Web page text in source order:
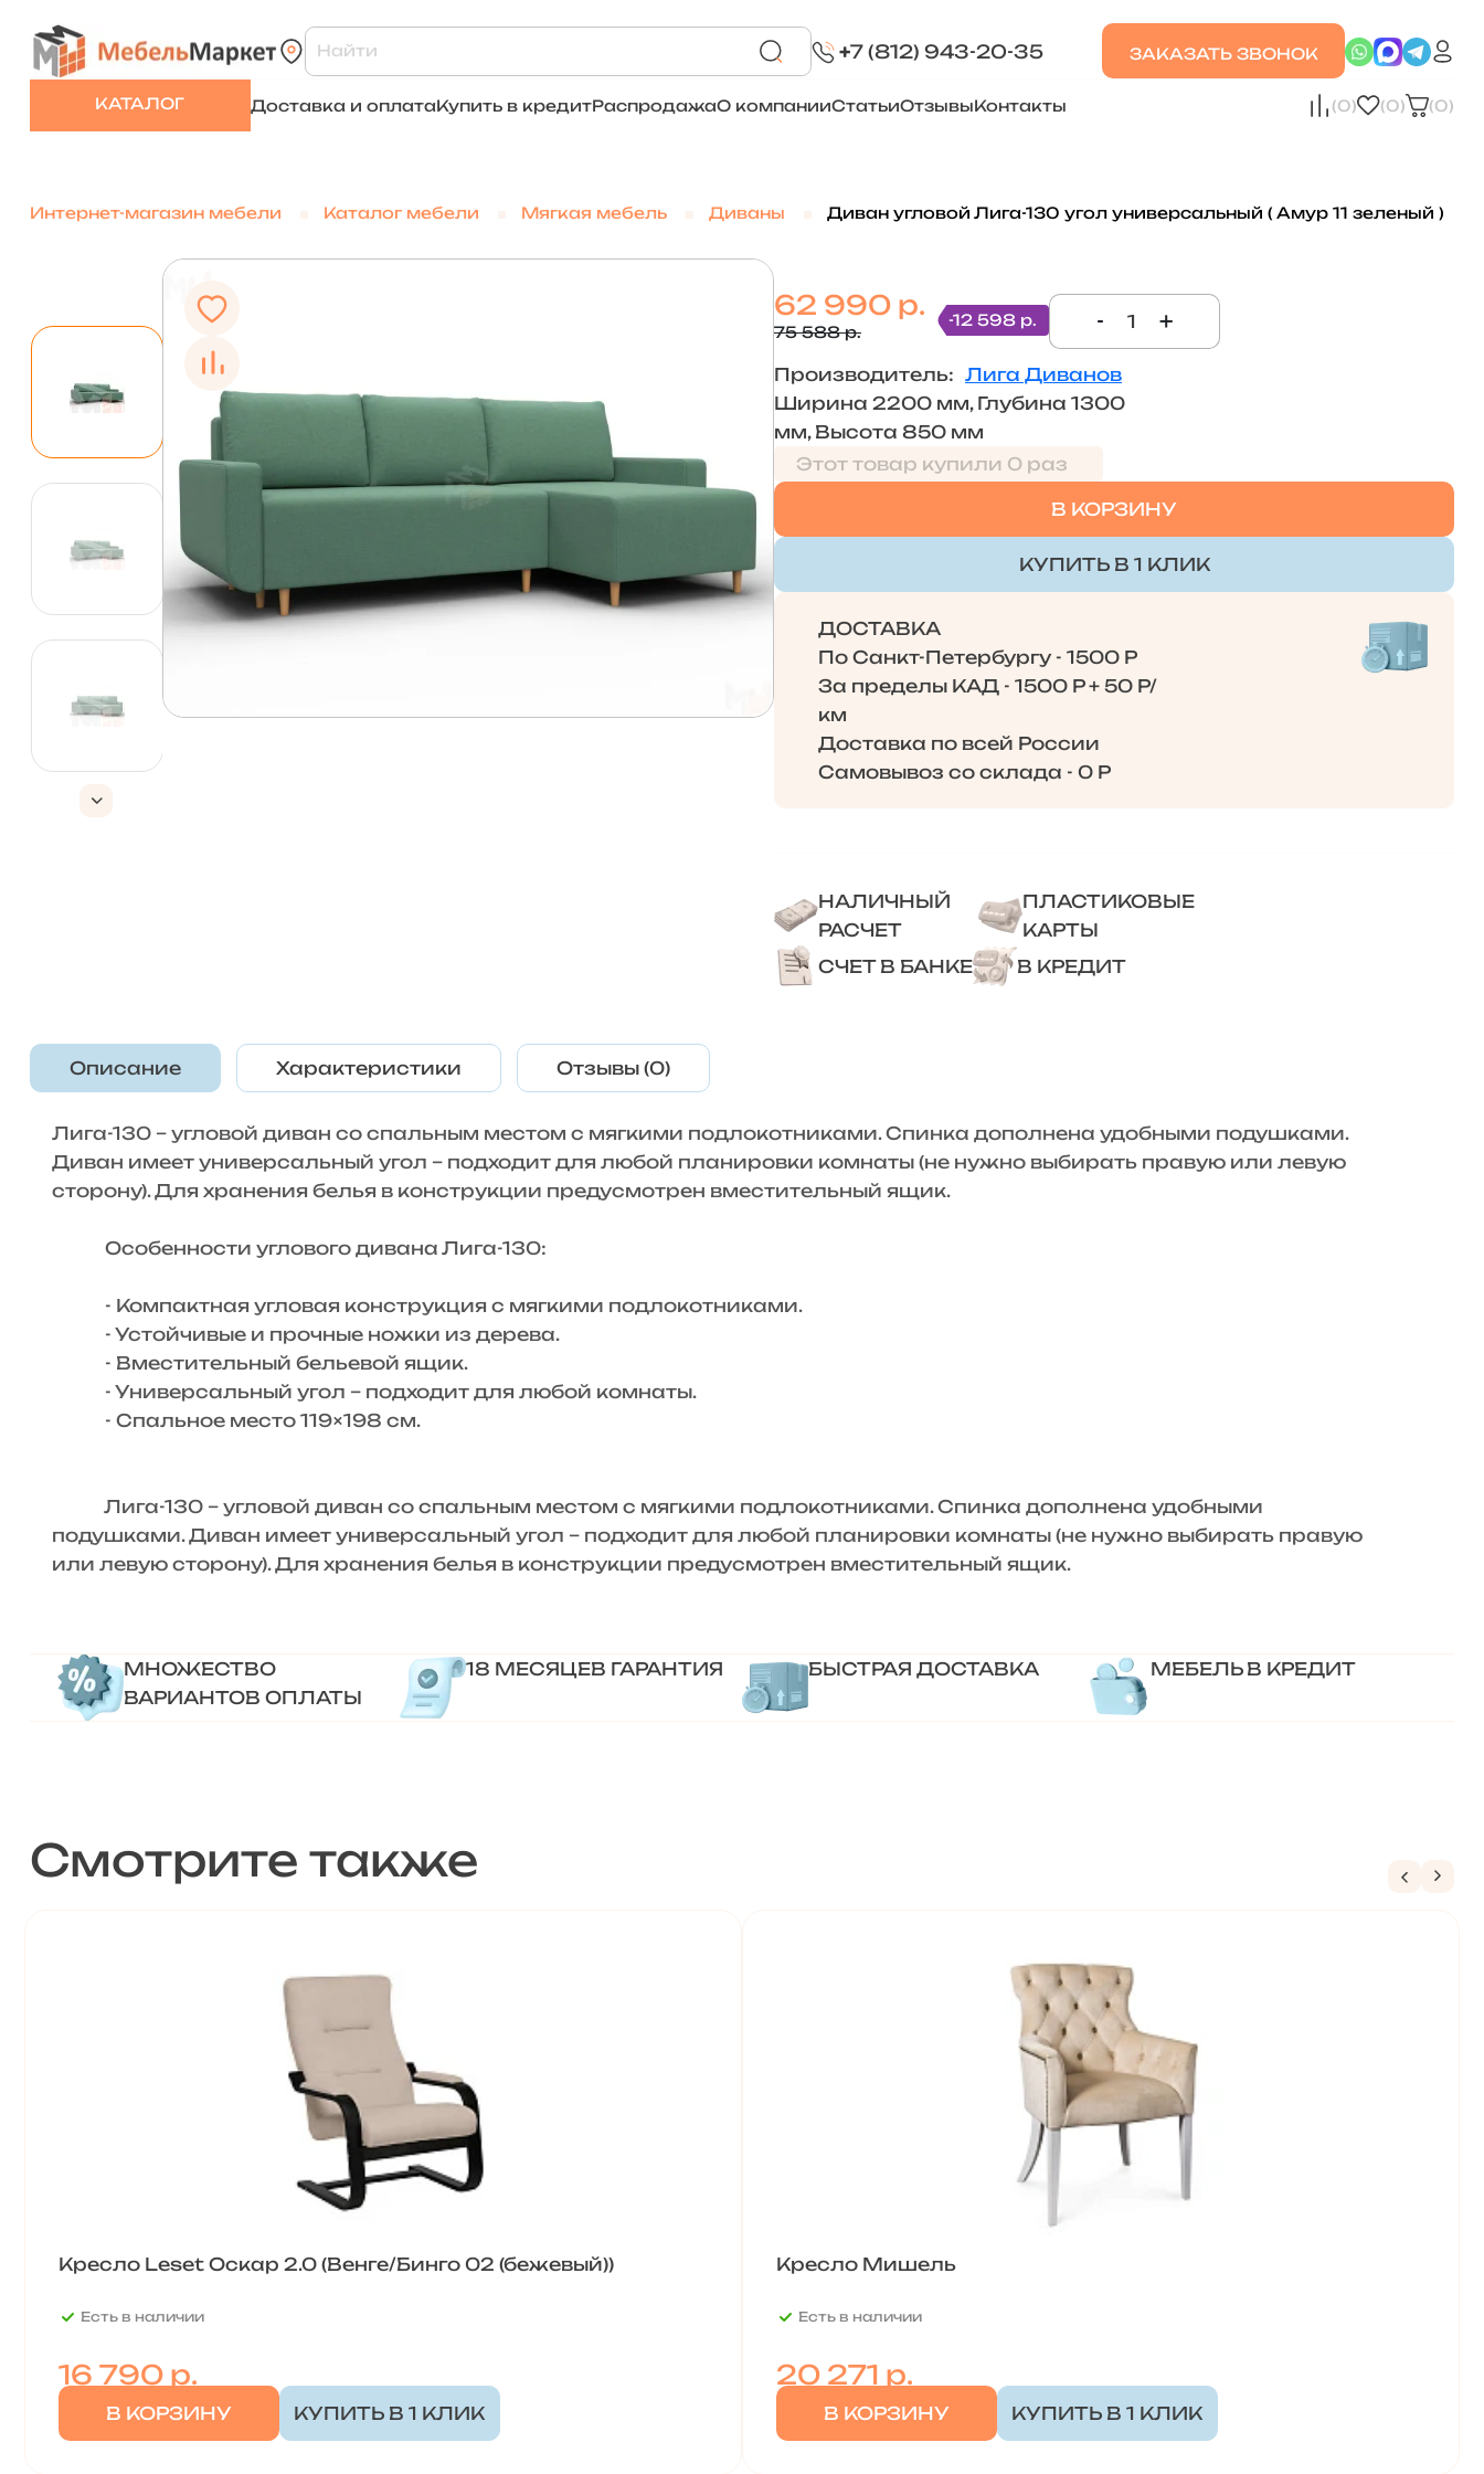
+7 (812) 943-20-35 ЗАКАЗАТЬ ЗВОНОК
КАТАЛОГ Доставка и оплатаКупить в кредитРаспродажаО компанииСтатьиОтзывыКонтакты (0) (0) (0)
Интернет-магазин мебели Каталог мебели Мягкая мебель Диваны Диван угловой Лига-130 угол универсальный ( Амур 11 зеленый )
62 990 р.
75 588 р.
-12 598 р. - +
Производитель: Лига Диванов
Ширина 2200 мм, Глубина 1300
мм, Высота 850 мм
Этот товар купили 0 раз
В КОРЗИНУ
КУПИТЬ В 1 КЛИК
ДОСТАВКА
По Санкт-Петербургу - 1500 Р
За пределы КАД - 1500 Р + 50 Р/
км
Доставка по всей России
Самовывоз со склада - 0 Р
НАЛИЧНЫЙ
РАСЧЕТ
ПЛАСТИКОВЫЕ
КАРТЫ
СЧЕТ В БАНКЕ
В КРЕДИТ
Описание Характеристики Отзывы (0)
Лига-130 – угловой диван со спальным местом с мягкими подлокотниками. Спинка дополнена удобными подушками.
Диван имеет универсальный угол – подходит для любой планировки комнаты (не нужно выбирать правую или левую
сторону). Для хранения белья в конструкции предусмотрен вместительный ящик.
Особенности углового дивана Лига-130:
- Компактная угловая конструкция с мягкими подлокотниками.
- Устойчивые и прочные ножки из дерева.
- Вместительный бельевой ящик.
- Универсальный угол – подходит для любой комнаты.
- Спальное место 119×198 см.
Лига-130 – угловой диван со спальным местом с мягкими подлокотниками. Спинка дополнена удобными
подушками. Диван имеет универсальный угол – подходит для любой планировки комнаты (не нужно выбирать правую
или левую сторону). Для хранения белья в конструкции предусмотрен вместительный ящик.
МНОЖЕСТВО
ВАРИАНТОВ ОПЛАТЫ
18 МЕСЯЦЕВ ГАРАНТИЯ БЫСТРАЯ ДОСТАВКА МЕБЕЛЬ В КРЕДИТ
Смотрите также
Кресло Leset Оскар 2.0 (Венге/Бинго 02 (бежевый))
Есть в наличии
16 790р.
В КОРЗИНУ КУПИТЬ В 1 КЛИК
Кресло Мишель
Есть в наличии
20 271 р.
В КОРЗИНУ КУПИТЬ В 1 КЛИК